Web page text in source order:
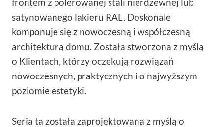
satynowanego lakieru RAL. Doskonale
komponuje się z nowoczesną i współczesną
architekturą domu. Została stworzona z myślą
o Klientach, którzy oczekują rozwiązań
nowoczesnych, praktycznych i o najwyższym
poziomie estetyki.
Seria ta została zaprojektowana z myślą o